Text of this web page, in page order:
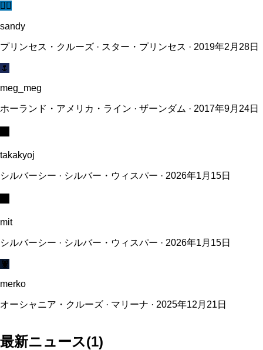
🧜‍♀️
sandy
プリンセス・クルーズ · スター・プリンセス · 2019年2月28日
🌷
meg_meg
ホーランド・アメリカ・ライン · ザーンダム · 2017年9月24日
takakyoj
シルバーシー · シルバー・ウィスパー · 2026年1月15日
mit
シルバーシー · シルバー・ウィスパー · 2026年1月15日
🦞
merko
オーシャニア・クルーズ · マリーナ · 2025年12月21日
最新ニュース(1)